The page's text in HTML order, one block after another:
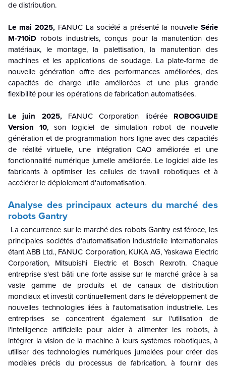
de distribution.
Le mai 2025, FANUC La société a présenté la nouvelle Série
M-710iD robots industriels, conçus pour la manutention des
matériaux, le montage, la palettisation, la manutention des
machines et les applications de soudage. La plate-forme de
nouvelle génération offre des performances améliorées, des
capacités de charge utile améliorées et une plus grande
flexibilité pour les opérations de fabrication automatisées.
Le juin 2025,FANUC Corporation libérée ROBOGUIDE
Version 10, son logiciel de simulation robot de nouvelle
génération et de programmation hors ligne avec des capacités
de réalité virtuelle, une intégration CAO améliorée et une
fonctionnalité numérique jumelle améliorée. Le logiciel aide les
fabricants à optimiser les cellules de travail robotiques et à
accélérer le déploiement d'automatisation.
Analyse des principaux acteurs du marché des
robots Gantry
La concurrence sur le marché des robots Gantry est féroce, les
principales sociétés d'automatisation industrielle internationales
étant ABB Ltd., FANUC Corporation, KUKA AG, Yaskawa Electric
Corporation, Mitsubishi Electric et Bosch Rexroth. Chaque
entreprise s'est bâti une forte assise sur le marché grâce à sa
vaste gamme de produits et de canaux de distribution
mondiaux et investit continuellement dans le développement de
nouvelles technologies liées à l'automatisation industrielle. Les
entreprises se concentrent également sur l'utilisation de
l'intelligence artificielle pour aider à alimenter les robots, à
intégrer la vision de la machine à leurs systèmes robotiques, à
utiliser des technologies numériques jumelées pour créer des
modèles précis du processus de fabrication, à fournir des